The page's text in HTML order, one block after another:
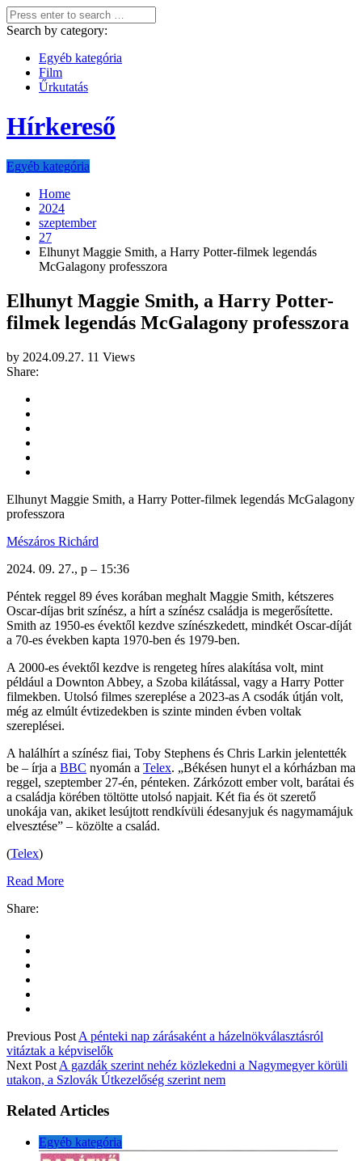
Search by category:
Egyéb kategória
Film
Űrkutatás
Hírkereső
Egyéb kategória
Home
2024
szeptember
27
Elhunyt Maggie Smith, a Harry Potter-filmek legendás
McGalagony professzora
Elhunyt Maggie Smith, a Harry Potter-
filmek legendás McGalagony professzora
by 2024.09.27. 11 Views
Share:
Elhunyt Maggie Smith, a Harry Potter-filmek legendás McGalagony
professzora
Mészáros Richárd
2024. 09. 27., p – 15:36
Péntek reggel 89 éves korában meghalt Maggie Smith, kétszeres
Oscar-díjas brit színész, a hírt a színész családja is megerősítette.
Smith az 1950-es évektől kezdve színészkedett, mindkét Oscar-díját
a 70-es években kapta 1970-ben és 1979-ben.
A 2000-es évektől kezdve is rengeteg híres alakítása volt, mint
például a Downton Abbey, a Szoba kilátással, vagy a Harry Potter
filmekben. Utolsó filmes szereplése a 2023-as A csodák útján volt,
még az elmúlt évtizedekben is szinte minden évben voltak
szereplései.
A halálhírt a színész fiai, Toby Stephens és Chris Larkin jelentették
be – írja a BBC nyomán a Telex. „Békésen hunyt el a kórházban ma
reggel, szeptember 27-én, pénteken. Zárkózott ember volt, barátai és
a családja körében töltötte utolsó napjait. Két fia és öt szerető
unokája van, akiket lesújtott rendkívüli édesanyjuk és nagymamájuk
elvesztése” – közölte a család.
(Telex)
Read More
Share:
Previous Post A pénteki nap zárásaként a házelnökválasztásról
vitáztak a képviselők
Next Post A gazdák szerint nehéz közlekedni a Nagymegyer körüli
utakon, a Szlovák Útkezelőség szerint nem
Related Articles
Egyéb kategória